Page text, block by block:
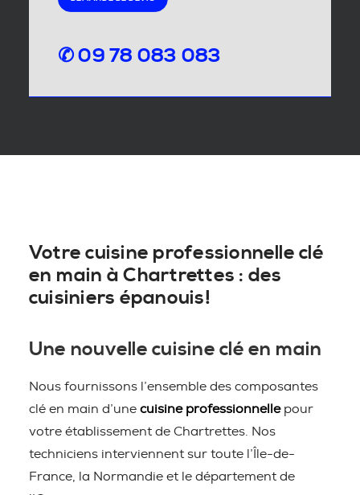
✆ 09 78 083 083
Votre cuisine professionnelle clé
en main à Chartrettes : des
cuisiniers épanouis!
Une nouvelle cuisine clé en main
Nous fournissons l’ensemble des composantes
clé en main d’une cuisine professionnellepour
votre établissement de Chartrettes. Nos
techniciens interviennent sur toute l’Île-de-
France, la Normandie et le département de